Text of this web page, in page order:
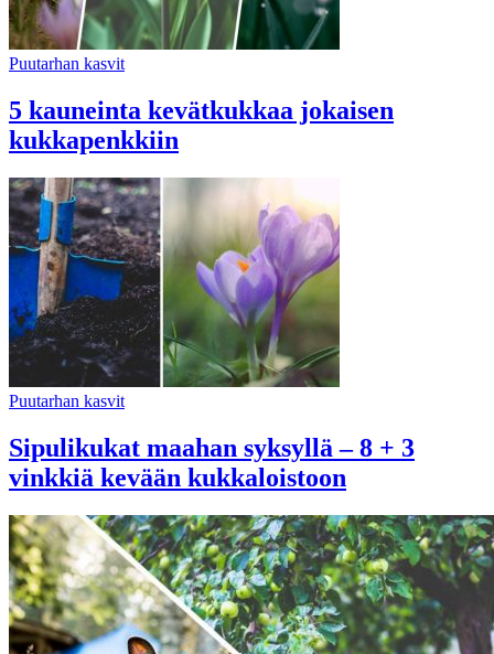
Puutarhan kasvit
5 kauneinta kevätkukkaa jokaisen
kukkapenkkiin
Puutarhan kasvit
Sipulikukat maahan syksyllä – 8 + 3
vinkkiä kevään kukkaloistoon